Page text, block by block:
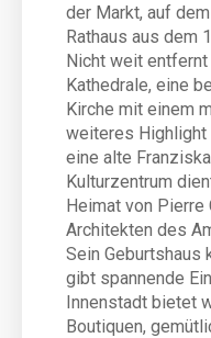
der Markt, auf
Rathaus aus dem
Nicht weit
Kathedrale, eine
Kirche mit einem
weiteres
eine alte
Kulturzentrum
Heimat von Pierre
Architekten des
Sein Geburtshaus
gibt spannende
Innenstadt bietet
Boutiquen,